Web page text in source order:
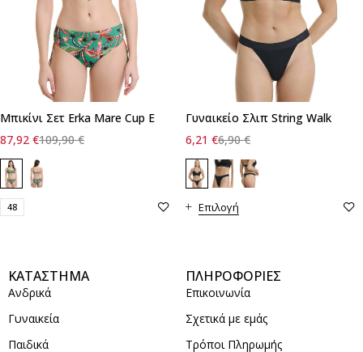
Μπικίνι Σετ Erka Mare Cup E
109,90€
87,92 €
48
Γυναικείο Σλιπ String Walk
6,90€
6,21 €
Επιλογή
ΚΑΤΑΣΤΗΜΑ
Ανδρικά
Γυναικεία
Παιδικά
ΠΛΗΡΟΦΟΡΙΕΣ
Επικοινωνία
Σχετικά με εμάς
Τρόποι Πληρωμής